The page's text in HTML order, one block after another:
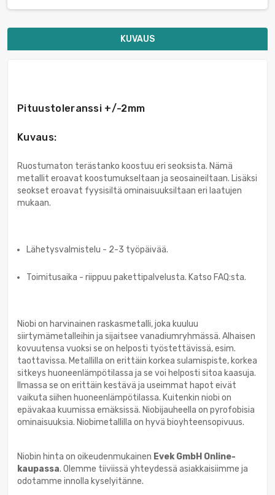
KUVAUS
Pituustoleranssi +/-2mm
Kuvaus:
Ruostumaton terästanko koostuu eri seoksista. Nämä
metallit eroavat koostumukseltaan ja seosaineiltaan. Lisäksi
seokset eroavat fyysisiltä ominaisuuksiltaan eri laatujen
mukaan.
Lähetysvalmistelu - 2-3 työpäivää.
Toimitusaika - riippuu pakettipalvelusta. Katso FAQ:sta.
Niobi on harvinainen raskasmetalli, joka kuuluu
siirtymämetalleihin ja sijaitsee vanadiumryhmässä. Alhaisen
kovuutensa vuoksi se on helposti työstettävissä, esim.
taottavissa. Metallilla on erittäin korkea sulamispiste, korkea
sitkeys huoneenlämpötilassa ja se voi helposti sitoa kaasuja.
Ilmassa se on erittäin kestävä ja useimmat hapot eivät
vaikuta siihen huoneenlämpötilassa. Kuitenkin niobi on
epävakaa kuumissa emäksissä. Niobijauheella on pyrofobisia
ominaisuuksia. Niobimetallilla on hyvä bioyhteensopivuus.
Niobin hinta on oikeudenmukainen Evek GmbH Online-
kaupassa. Olemme tiiviissä yhteydessä asiakkaisiimme ja
odotamme innolla kyselyitänne.